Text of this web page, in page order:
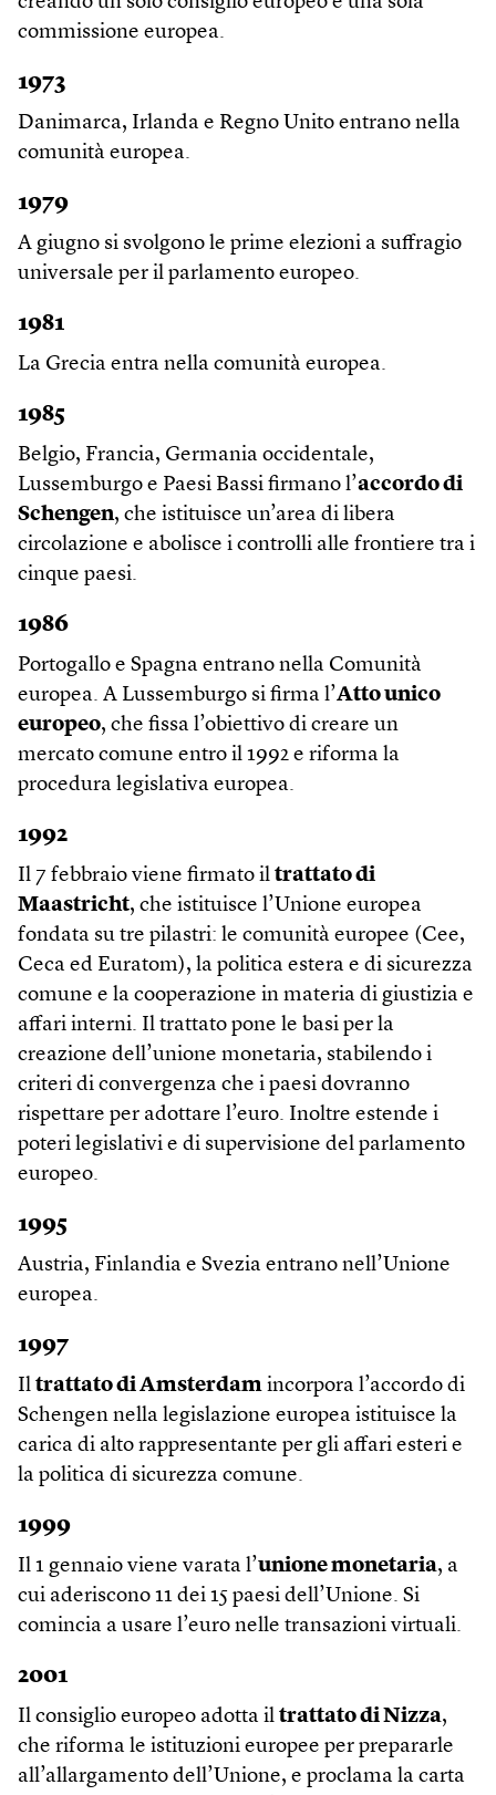
commissione europea.
1973
Danimarca, Irlanda e Regno Unito entrano nella
comunità europea.
1979
A giugno si svolgono le prime elezioni a suffragio
universale per il parlamento europeo.
1981
La Grecia entra nella comunità europea.
1985
Belgio, Francia, Germania occidentale,
Lussemburgo e Paesi Bassi firmano l’accordo di
Schengen, che istituisce un’area di libera
circolazione e abolisce i controlli alle frontiere tra i
cinque paesi.
1986
Portogallo e Spagna entrano nella Comunità
europea. A Lussemburgo si firma l’Atto unico
europeo, che fissa l’obiettivo di creare un
mercato comune entro il 1992 e riforma la
procedura legislativa europea.
1992
Il 7 febbraio viene firmato il trattato di
Maastricht, che istituisce l’Unione europea
fondata su tre pilastri: le comunità europee (Cee,
Ceca ed Euratom), la politica estera e di sicurezza
comune e la cooperazione in materia di giustizia e
affari interni. Il trattato pone le basi per la
creazione dell’unione monetaria, stabilendo i
criteri di convergenza che i paesi dovranno
rispettare per adottare l’euro. Inoltre estende i
poteri legislativi e di supervisione del parlamento
europeo.
1995
Austria, Finlandia e Svezia entrano nell’Unione
europea.
1997
Il trattato di Amsterdam incorpora l’accordo di
Schengen nella legislazione europea istituisce la
carica di alto rappresentante per gli affari esteri e
la politica di sicurezza comune.
1999
Il 1 gennaio viene varata l’unione monetaria, a
cui aderiscono 11 dei 15 paesi dell’Unione. Si
comincia a usare l’euro nelle transazioni virtuali.
2001
Il consiglio europeo adotta il trattato di Nizza,
che riforma le istituzioni europee per prepararle
all’allargamento dell’Unione, e proclama la carta